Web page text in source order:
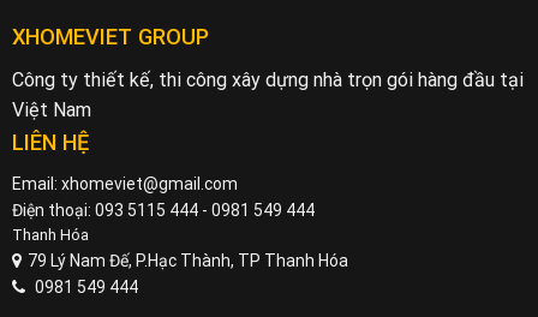
XHOMEVIET GROUP
Công ty thiết kế, thi công xây dựng nhà trọn gói hàng đầu tại
Việt Nam
LIÊN HỆ
Email: xhomeviet@gmail.com
Điện thoại: 093 5115 444 - 0981 549 444
Thanh Hóa
79 Lý Nam Đế, P.Hạc Thành, TP Thanh Hóa
0981 549 444